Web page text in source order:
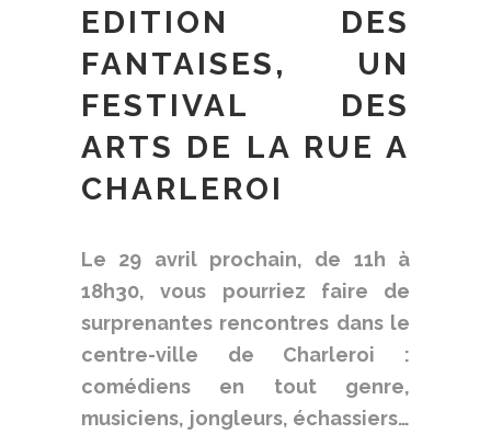
EDITION DES
FANTAISES, UN
FESTIVAL DES
ARTS DE LA RUE A
CHARLEROI
Le 29 avril prochain, de 11h à
18h30, vous pourriez faire de
surprenantes rencontres dans le
centre-ville de Charleroi :
comédiens en tout genre,
musiciens, jongleurs, échassiers…